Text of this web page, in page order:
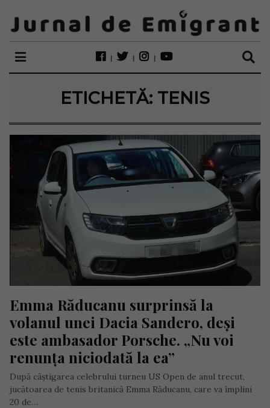
ETICHETĂ: TENIS
Emma Răducanu surprinsă la
volanul unei Dacia Sandero, deși
este ambasador Porsche. „Nu voi
renunța niciodată la ea”
După câștigarea celebrului turneu US Open de anul trecut,
jucătoarea de tenis britanică Emma Răducanu, care va împlini
20 de…